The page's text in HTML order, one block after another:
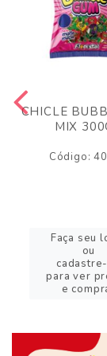
CHICLE
MIX
Código:
Faça seu
ou
para ver
e